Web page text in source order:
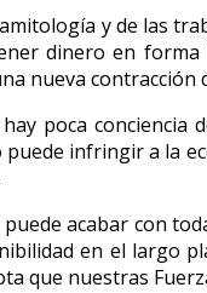
y de las
dinero en
nueva contracción
poca conciencia
infringir a la
acabar con
en el largo
que nuestras